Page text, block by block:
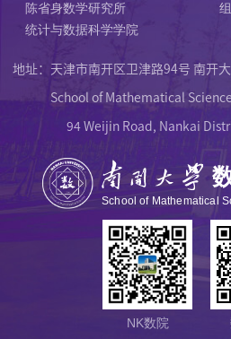
陈省身数学研究所
统计与数据科学学院
地址：天津市南开区卫津路94号 南开
School of Mathematical
94 Weijin Road, Nankai
NK数院